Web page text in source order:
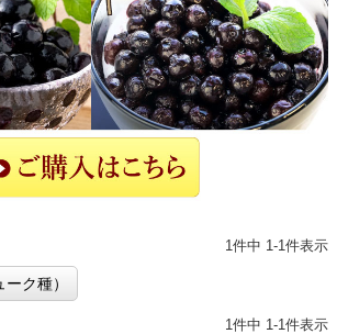
1件中 1-1件表示
ク種）
1件中 1-1件表示